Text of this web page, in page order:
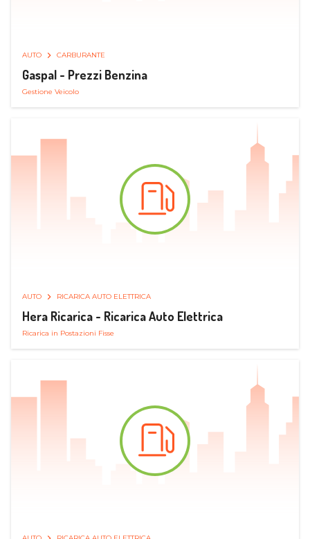
AUTO CARBURANTE
Gaspal - Prezzi Benzina
Gestione Veicolo
AUTO RICARICA AUTO ELETTRICA
Hera Ricarica - Ricarica Auto Elettrica
Ricarica in Postazioni Fisse